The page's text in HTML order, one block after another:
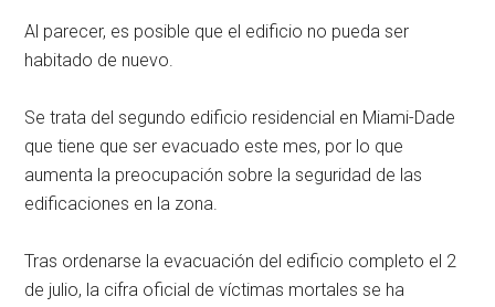
Al parecer, es posible que el edificio no pueda ser
habitado de nuevo.
Se trata del segundo edificio residencial en Miami-Dade
que tiene que ser evacuado este mes, por lo que
aumenta la preocupación sobre la seguridad de las
edificaciones en la zona.
Tras ordenarse la evacuación del edificio completo el 2
de julio, la cifra oficial de víctimas mortales se ha